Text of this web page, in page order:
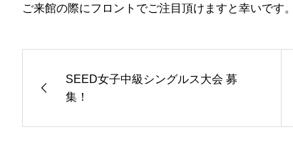
ご来館の際にフロントでご注目頂けますと幸いです。
SEED女子中級シングルス大会 募
集！